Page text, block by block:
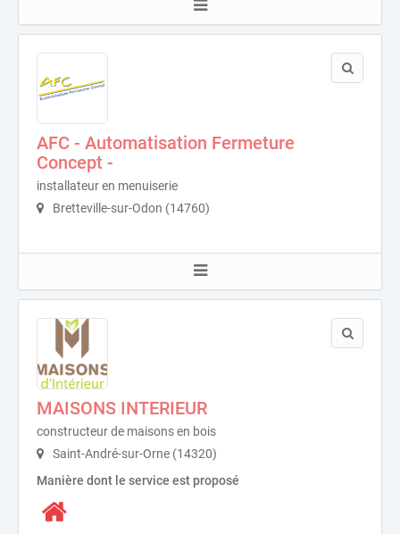
AFC - Automatisation Fermeture
Concept -
installateur en menuiserie
Bretteville-sur-Odon (14760)
MAISONS INTERIEUR
constructeur de maisons en bois
Saint-André-sur-Orne (14320)
Manière dont le service est proposé